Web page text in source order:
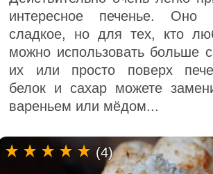
интересное печенье.
сладкое, но для тех, кто
можно использовать больше
их или просто поверх
белок и сахар можете
вареньем или мёдом...
(4)